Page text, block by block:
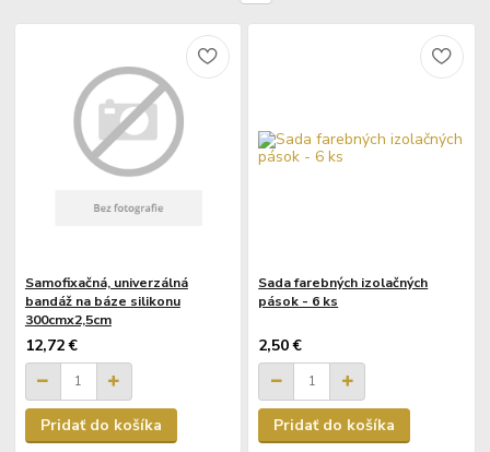
Samofixačná, univerzálná
bandáž na báze silikonu
300cmx2,5cm
12,72 €
Pridať do košíka
Sada farebných izolačných
pások - 6 ks
2,50 €
Pridať do košíka